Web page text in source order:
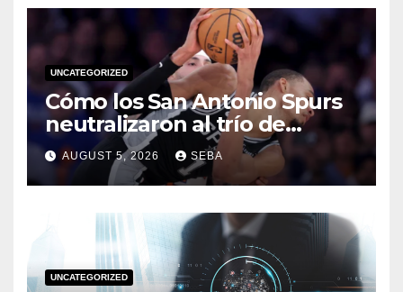
UNCATEGORIZED
Cómo los San Antonio Spurs
neutralizaron al trío de
estrellas de los Miami Heat
en las Finales de 2014
AUGUST 5, 2026 SEBA
UNCATEGORIZED